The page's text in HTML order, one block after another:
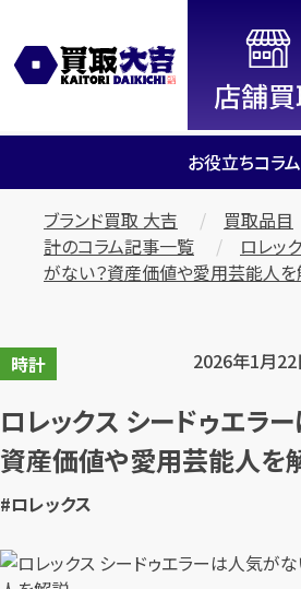
全国2200店舗以上展開中！
信頼と
吉」
お役立ちコラム
ブランド買取 大吉 買取品目
計のコラム記事一覧
ロレッ
がない？資産価値や愛用芸能人
時計 2026年1月
ロレックス シードゥエラ
資産価値や愛用芸能人を
#ロレックス